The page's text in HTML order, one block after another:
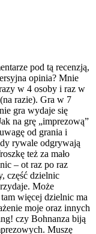
pod tą recenzją,
opinia? Mnie
w 4 osoby i raz w
razie). Gra w 7
gra wydaje się
na grę „imprezową”
od grania i
rywale odgrywają
też za mało
– ot raz po raz
część dzielnic
Może
więcej dzielnic ma
moje oraz innych
czy Bohnanza biją
Muszę